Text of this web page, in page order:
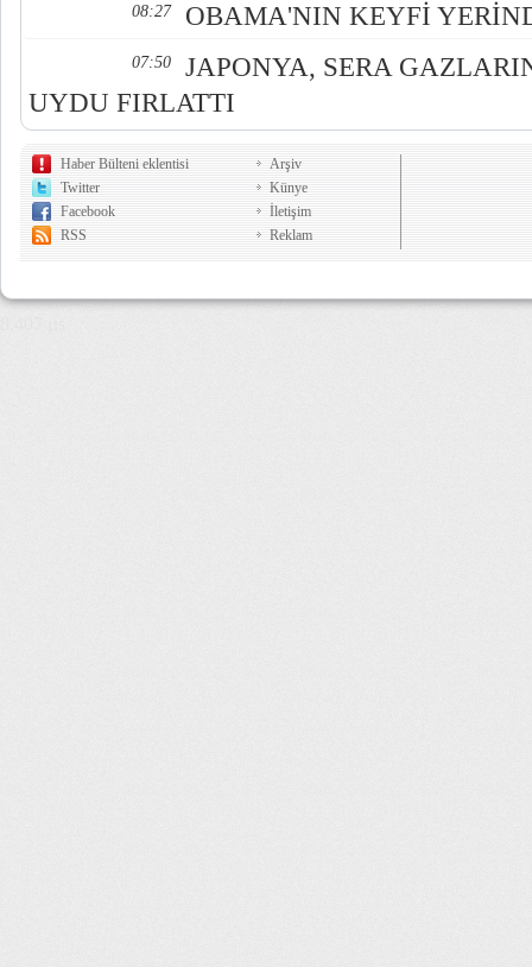
08:27 OBAMA'NIN KEYFİ
07:50
JAPONYA, SERA
UYDU FIRLATTI
Haber Bülteni eklentisi
Twitter
Facebook
RSS
Arşiv
Künye
İletişim
Reklam